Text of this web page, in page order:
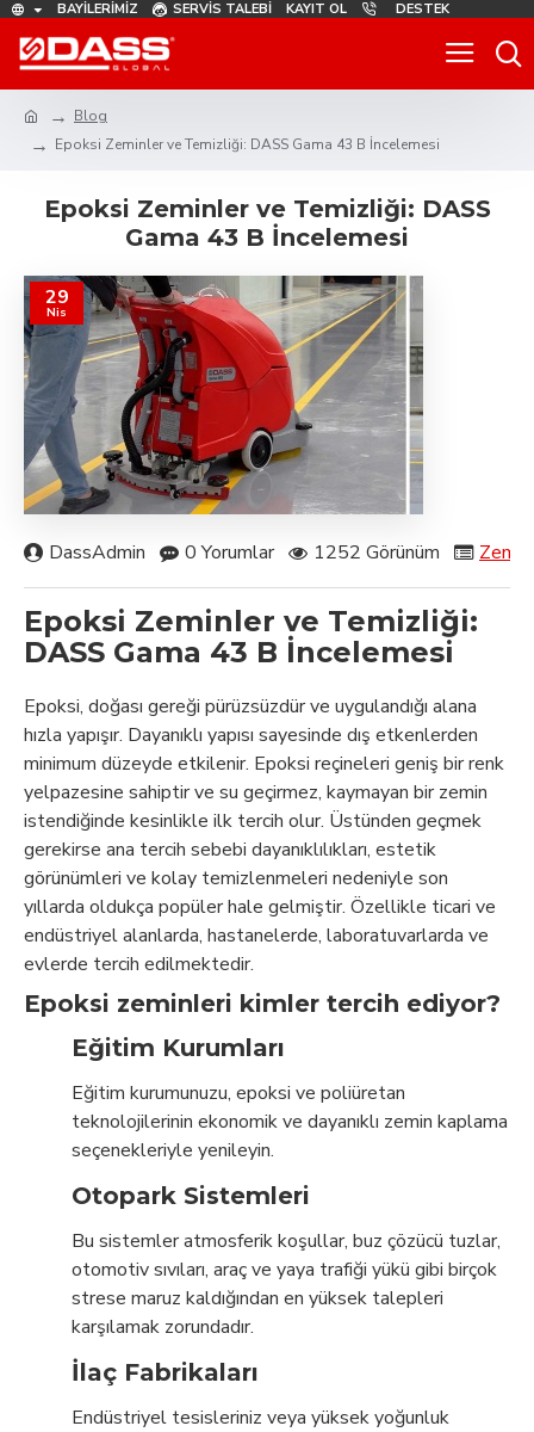
BAYILERIMIZ SERVIS TALEBI KAYIT OL DESTEK
Blog
Epoksi Zeminler ve Temizliği: DASS Gama 43 B İncelemesi
Epoksi Zeminler ve Temizliği: DASS
Gama 43 B İncelemesi
29
Nis
DassAdmin 0 Yorumlar 1252 Görünüm
Epoksi Zeminler ve Temizliği:
DASS Gama 43 B İncelemesi
Epoksi, doğası gereği pürüzsüzdür ve uygulandığı alana
hızla yapışır. Dayanıklı yapısı sayesinde dış etkenlerden
minimum düzeyde etkilenir. Epoksi reçineleri geniş bir renk
yelpazesine sahiptir ve su geçirmez, kaymayan bir zemin
istendiğinde kesinlikle ilk tercih olur. Üstünden geçmek
gerekirse ana tercih sebebi dayanıklılıkları, estetik
görünümleri ve kolay temizlenmeleri nedeniyle son
yıllarda oldukça popüler hale gelmiştir. Özellikle ticari ve
endüstriyel alanlarda, hastanelerde, laboratuvarlarda ve
evlerde tercih edilmektedir.
Epoksi zeminleri kimler tercih ediyor?
Eğitim Kurumları
Eğitim kurumunuzu, epoksi ve poliüretan
teknolojilerinin ekonomik ve dayanıklı zemin kaplama
seçenekleriyle yenileyin.
Otopark Sistemleri
Bu sistemler atmosferik koşullar, buz çözücü tuzlar,
otomotiv sıvıları, araç ve yaya trafiği yükü gibi birçok
strese maruz kaldığından en yüksek talepleri
karşılamak zorundadır.
İlaç Fabrikaları
Endüstriyel tesisleriniz veya yüksek yoğunluk